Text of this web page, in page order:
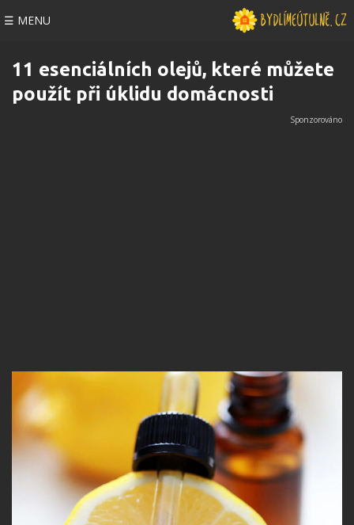
☰ MENU
11 esenciálních olejů, které můžete
použít při úklidu domácnosti